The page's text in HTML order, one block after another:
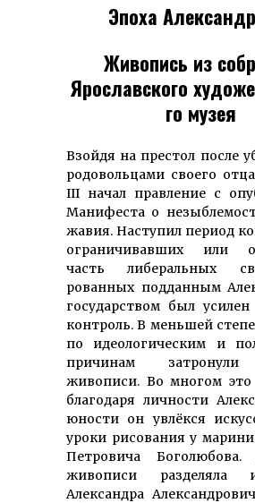
Эпоха
Живопись из
Ярославского
го музея
Взойдя на прес­тол пос­ле
ро­до­воль­ца­ми свое­го
III на­чал прав­ление с
Ма­нифеста о
жа­вия. На­сту­пил пе­риод
ог­раничивавших или
часть либеральных
рованных под­данным
го­су­дар­ст­вом был
контроль. В меньшей
по идео­ло­ги­ческим и
причинам затронули
живописи. Во многом
благодаря личности
юности он увлёкся
уроки рисования у
Петровича
живописи разделяла
Александра